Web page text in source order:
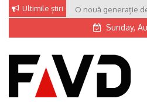
Skip
content
Ultimile știri O nouă generație
Sunday,